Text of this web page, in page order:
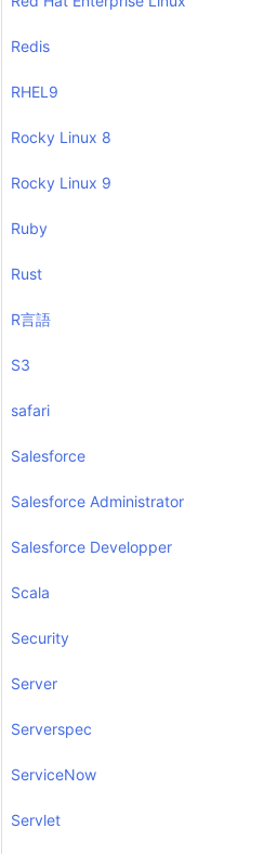
Redis
RHEL9
Rocky Linux 8
Rocky Linux 9
Ruby
Rust
R言語
S3
safari
Salesforce
Salesforce Administrator
Salesforce Developper
Scala
Security
Server
Serverspec
ServiceNow
Servlet